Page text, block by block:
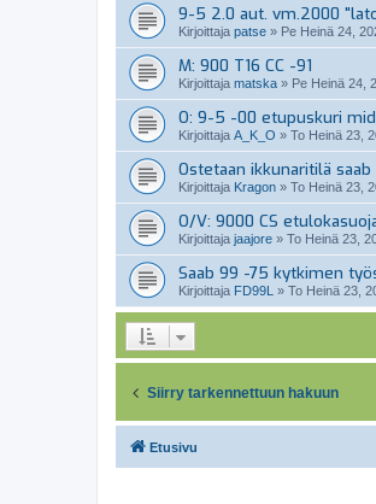
9-5 2.0 aut. vm.2000
Kirjoittaja patse » Pe Heinä 24,
M: 900 T16 CC -91
Kirjoittaja matska » Pe Heinä 24,
O: 9-5 -00 etupuskuri
Kirjoittaja A_K_O » To Heinä 23,
Ostetaan ikkunaritilä
Kirjoittaja Kragon » To Heinä 23,
O/V: 9000 CS
Kirjoittaja jaajore » To Heinä 23,
Saab 99 -75 kytkimen
Kirjoittaja FD99L » To Heinä 23,
Siirry tarkennettuun hakuun
Etusivu